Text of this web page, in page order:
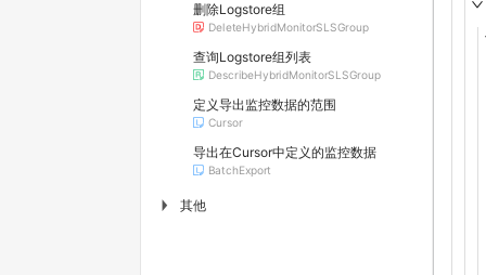
删除Logstore组
DeleteHybridMonitorSLSGroup
查询Logstore组列表
DescribeHybridMonitorSLSGroup
定义导出监控数据的范围
Cursor
导出在Cursor中定义的监控数据
BatchExport
▶ 其他